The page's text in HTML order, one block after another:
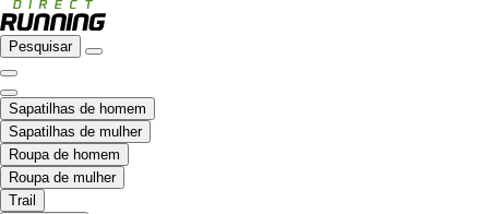
Pesquisar
Sapatilhas de homem
Sapatilhas de mulher
Roupa de homem
Roupa de mulher
Trail